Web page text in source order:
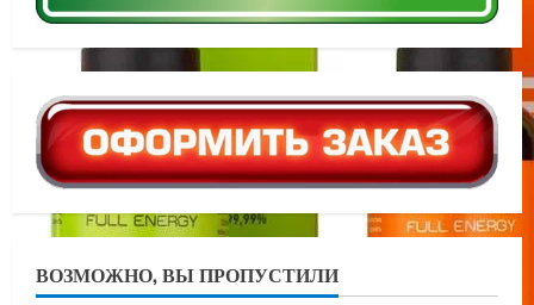
ВОЗМОЖНО, ВЫ ПРОПУСТИЛИ